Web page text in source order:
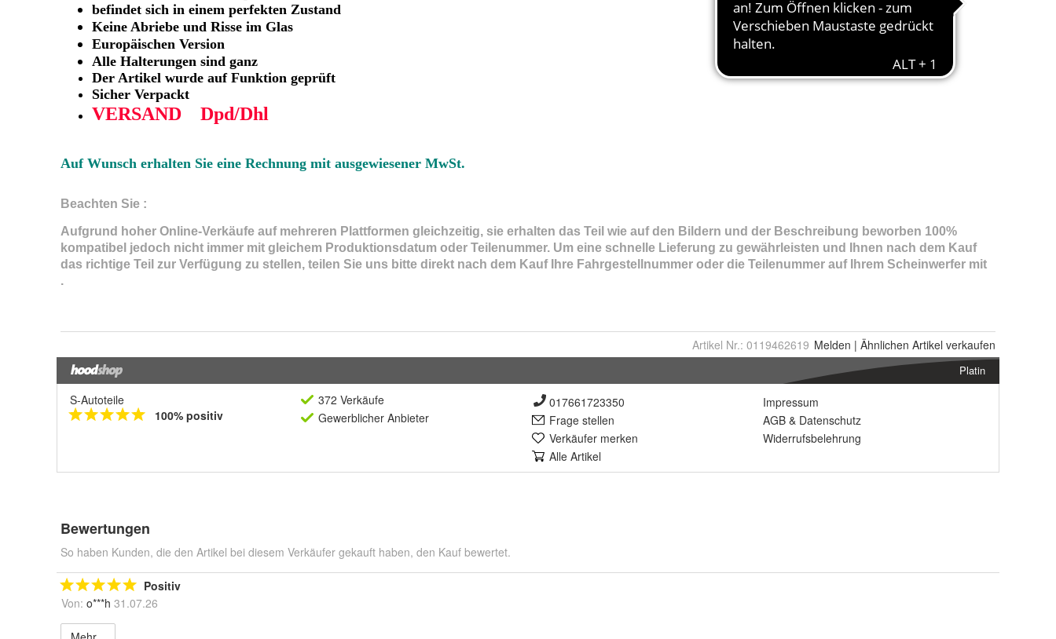
Artikel Nr.: 0119462619 Melden | Ähnlichen Artikel verkaufen
Platin
S-Autoteile
100% positiv
372 Verkäufe
Gewerblicher Anbieter
017661723350
Frage stellen
Verkäufer merken
Alle Artikel
Impressum
AGB & Datenschutz
Widerrufsbelehrung
Bewertungen
So haben Kunden, die den Artikel bei diesem Verkäufer gekauft haben, den Kauf bewertet.
Positiv
Von: o***h 31.07.26